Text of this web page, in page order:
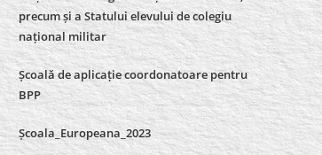
precum și a Statului elevului de colegiu
național militar
Școală de aplicație coordonatoare pentru
BPP
Școala_Europeana_2023